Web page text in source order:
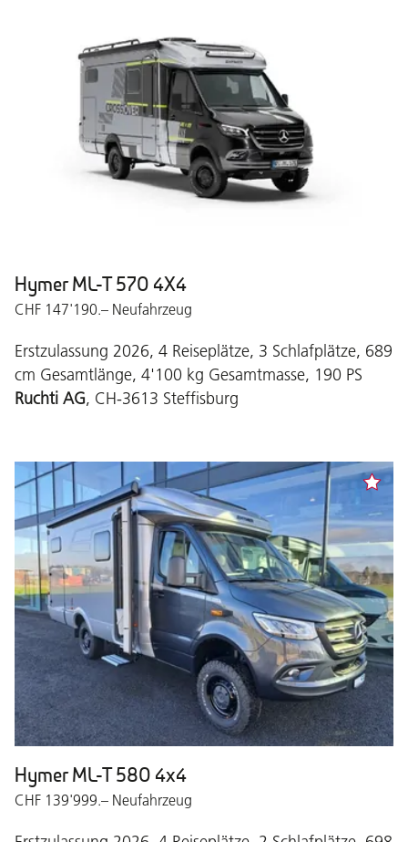
Hymer ML-T 570 4X4
CHF 147'190.– Neufahrzeug
Erstzulassung 2026, 4 Reiseplätze, 3 Schlafplätze, 689
cm Gesamtlänge, 4'100 kg Gesamtmasse, 190 PS
Ruchti AG, CH-3613 Steffisburg
Hymer ML-T 580 4x4
CHF 139'999.– Neufahrzeug